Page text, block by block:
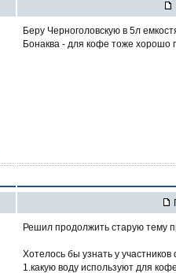
Беру Черноголовскую в 5л
Бонаква - для кофе тоже хорошо
Решил продолжить старую тему
Хотелось бы узнать у
1.какую воду используют для